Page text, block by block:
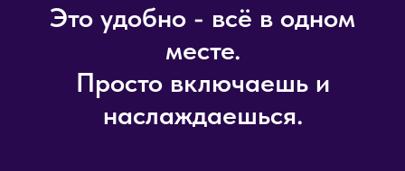
Это удобно - всё в одном
месте.
Просто включаешь и
наслаждаешься.